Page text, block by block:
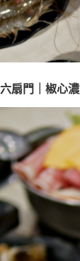
六扇門｜椒心